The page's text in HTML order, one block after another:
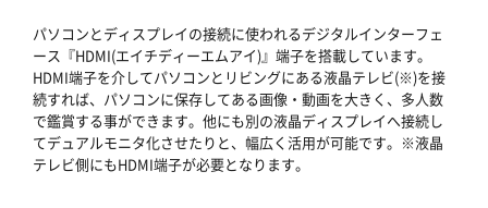
パソコンとディスプレイの接続に使われるデジタルインターフェ
ース『HDMI(エイチディーエムアイ)』端子を搭載しています。
HDMI端子を介してパソコンとリビングにある液晶テレビ(※)を接
続すれば、パソコンに保存してある画像・動画を大きく、多人数
で鑑賞する事ができます。他にも別の液晶ディスプレイへ接続し
てデュアルモニタ化させたりと、幅広く活用が可能です。※液晶
テレビ側にもHDMI端子が必要となります。